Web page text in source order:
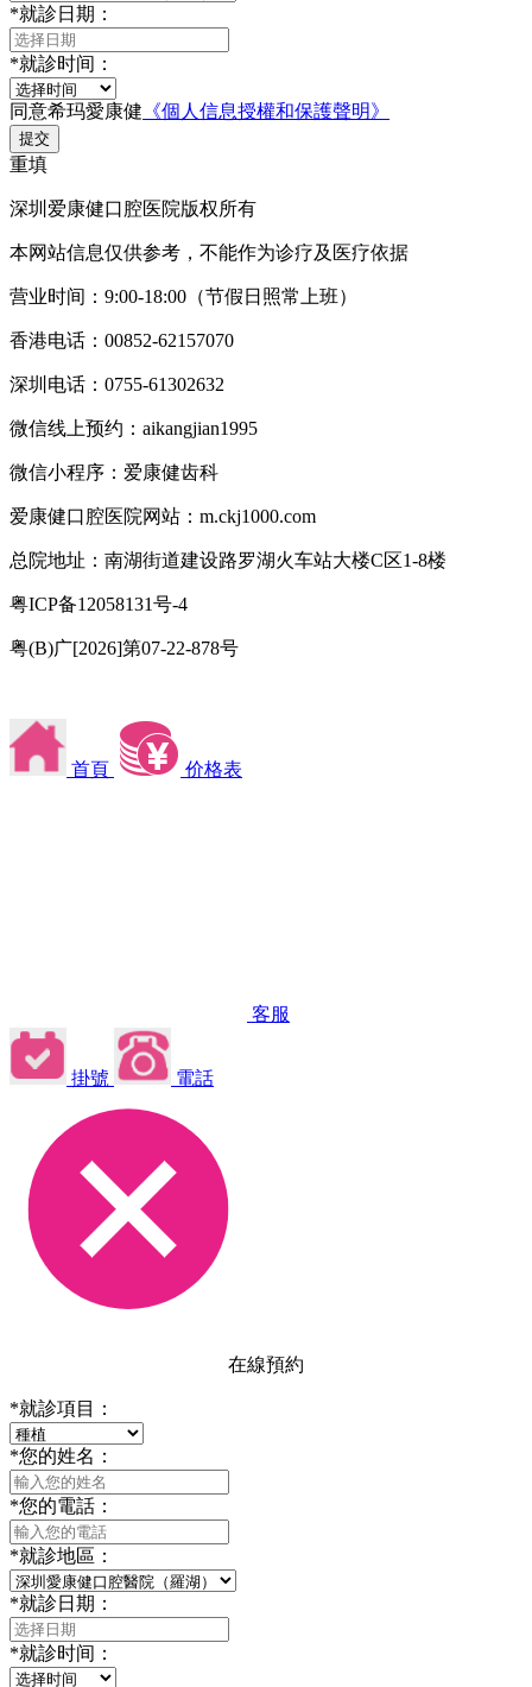
*就診日期：
*就診时间：
同意希玛愛康健 《個人信息授權和保護聲明》
提交
重填
深圳爱康健口腔医院版权所有
本网站信息仅供参考，不能作为诊疗及医疗依据
营业时间：9:00-18:00（节假日照常上班）
香港电话：00852-62157070
深圳电话：0755-61302632
微信线上预约：aikangjian1995
微信小程序：爱康健齿科
爱康健口腔医院网站：m.ckj1000.com
总院地址：南湖街道建设路罗湖火车站大楼C区1-8楼
粤ICP备12058131号-4
粤(B)广[2026]第07-22-878号
首頁 价格表
客服
掛號 電話
在線預約
*就診項目：
*您的姓名：
*您的電話：
*就診地區：
*就診日期：
*就診时间：